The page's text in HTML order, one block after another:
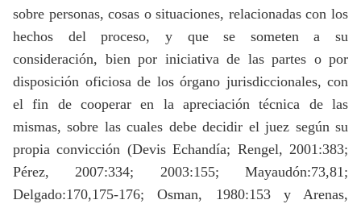
sobre personas, cosas o situaciones, relacionadas con los
hechos del proceso, y que se someten a su
consideración, bien por iniciativa de las partes o por
disposición oficiosa de los órgano jurisdiccionales, con
el fin de cooperar en la apreciación técnica de las
mismas, sobre las cuales debe decidir el juez según su
propia convicción (Devis Echandía; Rengel, 2001:383;
Pérez, 2007:334; 2003:155; Mayaudón:73,81;
Delgado:170,175-176; Osman, 1980:153 y Arenas,